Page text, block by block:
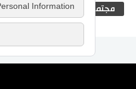
مجتمع التعليم الياباني